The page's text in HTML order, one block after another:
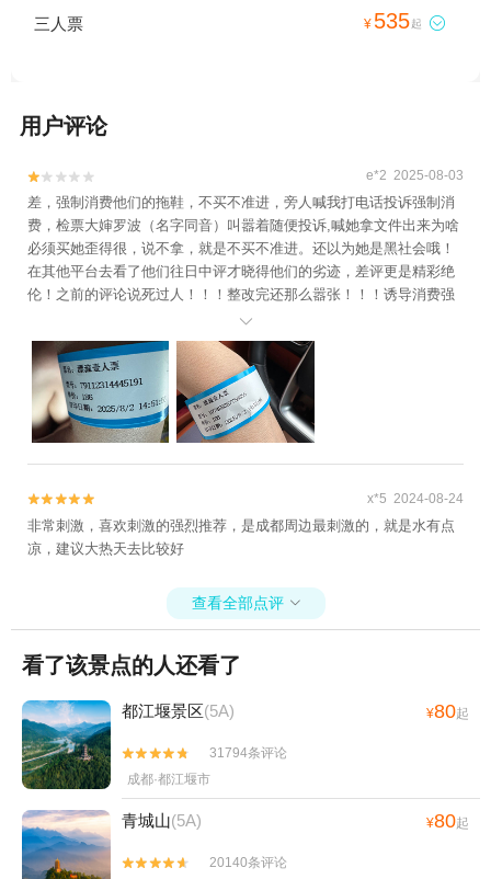
三人票 ¥ 535起 
用户评论

 e*2 2025-08-03
差，强制消费他们的拖鞋，不买不准进，旁人喊我打电话投诉强制消
费，检票大婶罗波（名字同音）叫嚣着随便投诉,喊她拿文件出来为啥
必须买她歪得很，说不拿，就是不买不准进。还以为她是黑社会哦！
在其他平台去看了他们往日中评才晓得他们的劣迹，差评更是精彩绝
伦！之前的评论说死过人！！！整改完还那么嚣张！！！诱导消费强
制消费，黑心子，抢钱的嘴脸实在太难看，准备去的慎重！！！


 x*5 2024-08-24
非常刺激，喜欢刺激的强烈推荐，是成都周边最刺激的，就是水有点
凉，建议大热天去比较好
查看全部点评 
看了该景点的人还看了
都江堰景区(5A) ¥80起


31794条评论
成都·都江堰市
青城山(5A) ¥80起


20140条评论